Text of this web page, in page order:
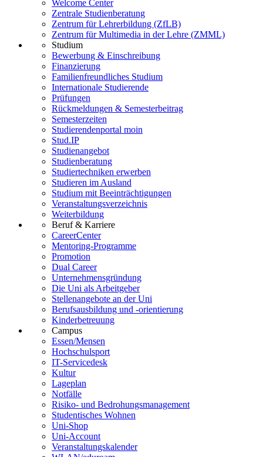
Welcome Center
Zentrale Studienberatung
Zentrum für Lehrerbildung (ZfLB)
Zentrum für Multimedia in der Lehre (ZMML)
Studium
Bewerbung & Einschreibung
Finanzierung
Familienfreundliches Studium
Internationale Studierende
Prüfungen
Rückmeldungen & Semesterbeitrag
Semesterzeiten
Studierendenportal moin
Stud.IP
Studienangebot
Studienberatung
Studiertechniken erwerben
Studieren im Ausland
Studium mit Beeinträchtigungen
Veranstaltungsverzeichnis
Weiterbildung
Beruf & Karriere
CareerCenter
Mentoring-Programme
Promotion
Dual Career
Unternehmensgründung
Die Uni als Arbeitgeber
Stellenangebote an der Uni
Berufsausbildung und -orientierung
Kinderbetreuung
Campus
Essen/Mensen
Hochschulsport
IT-Servicedesk
Kultur
Lageplan
Notfälle
Risiko- und Bedrohungsmanagement
Studentisches Wohnen
Uni-Shop
Uni-Account
Veranstaltungskalender